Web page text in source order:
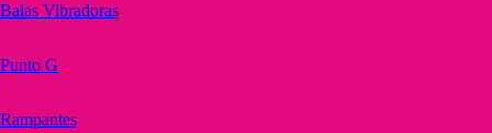
Balas Vibradoras
Punto G
Rampantes